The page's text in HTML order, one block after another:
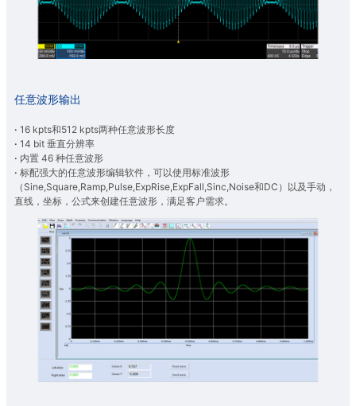
任意波形输出
· 16 kpts和512 kpts两种任意波形长度
· 14 bit 垂直分辨率
· 内置 46 种任意波形
· 标配强大的任意波形编辑软件，可以使用标准波形
（Sine,Square,Ramp,Pulse,ExpRise,ExpFall,Sinc,Noise和DC）以及手动，
直线，坐标，公式来创建任意波形，满足客户需求。